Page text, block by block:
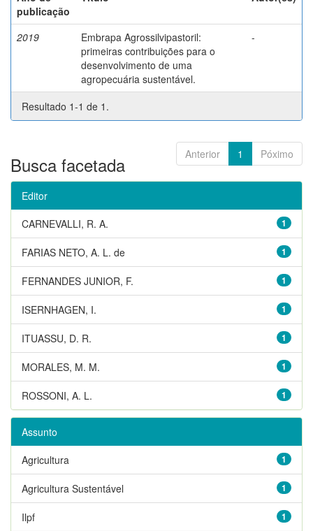
publicação
2019
Embrapa Agrossilvipastoril:
primeiras contribuições para o
desenvolvimento de uma
agropecuária sustentável.
-
Resultado 1-1 de 1.
Anterior 1 Póximo
Busca facetada
Editor
1
CARNEVALLI, R. A.
1
FARIAS NETO, A. L. de
1
FERNANDES JUNIOR, F.
1
ISERNHAGEN, I.
1
ITUASSU, D. R.
1
MORALES, M. M.
1
ROSSONI, A. L.
Assunto
1
Agricultura
1
Agricultura Sustentável
1
Ilpf